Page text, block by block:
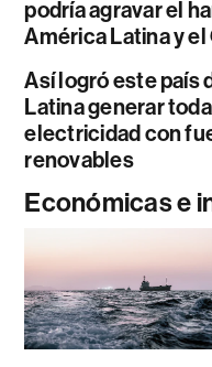
podría agravar el
América Latina y el
Así logró este país
Latina generar
electricidad con
renovables
Económicas e